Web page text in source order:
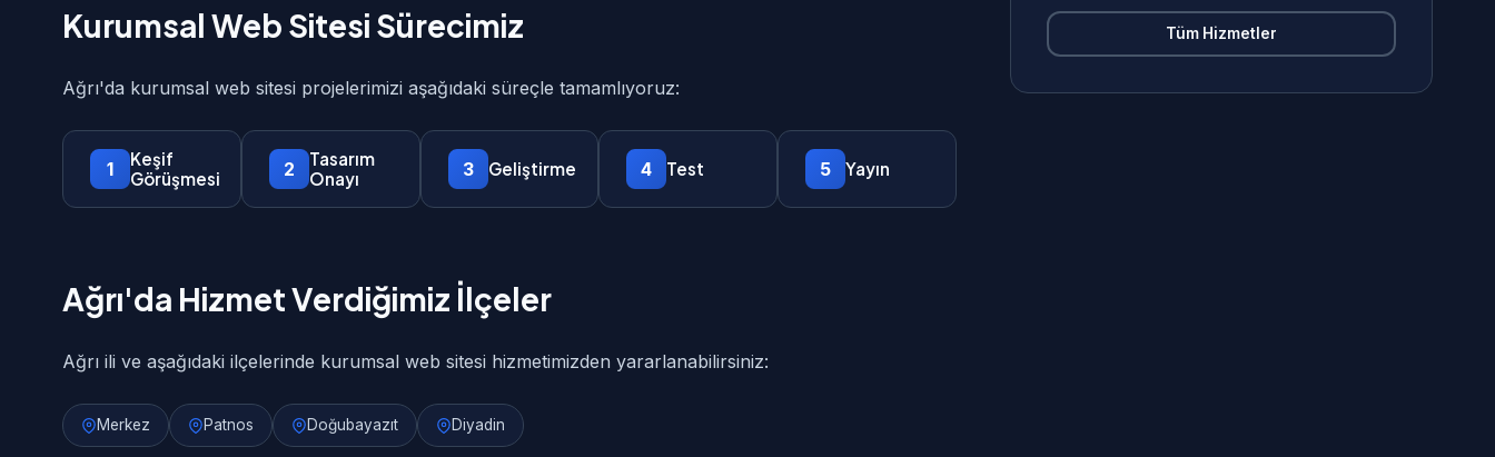
Kurumsal Web Sitesi Sürecimiz
Ağrı'da kurumsal web sitesi projelerimizi aşağıdaki süreçle tamamlıyoruz:
1
Keşif
Görüşmesi
2
Tasarım
Onayı
3 Geliştirme 4 Test 5 Yayın
Ağrı'da Hizmet Verdiğimiz İlçeler
Ağrı ili ve aşağıdaki ilçelerinde kurumsal web sitesi hizmetimizden yararlanabilirsiniz:
Merkez Patnos Doğubayazıt Diyadin
Tüm Hizmetler